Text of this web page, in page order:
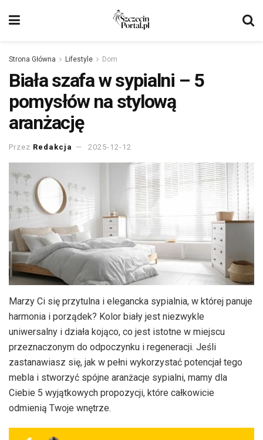
Strona Główna Lifestyle Dom
Biała szafa w sypialni – 5
pomysłów na stylową
aranżację
Przez Redakcja 2025-12-12
Marzy Ci się przytulna i elegancka sypialnia, w której panuje
harmonia i porządek? Kolor biały jest niezwykle
uniwersalny i działa kojąco, co jest istotne w miejscu
przeznaczonym do odpoczynku i regeneracji. Jeśli
zastanawiasz się, jak w pełni wykorzystać potencjał tego
mebla i stworzyć spójne aranżacje sypialni, mamy dla
Ciebie 5 wyjątkowych propozycji, które całkowicie
odmienią Twoje wnętrze.